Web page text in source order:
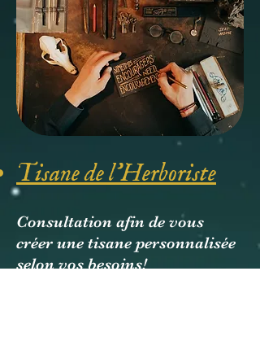
Tisane de l'Herboriste
Consultation afin de vous
créer une tisane personnalisée
selon vos besoins!